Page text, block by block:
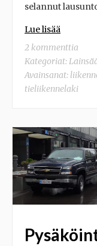
selannut
Lue lisää
2 kommenttia
Kategoriat:
Avainsanat:
tieliikennelaki